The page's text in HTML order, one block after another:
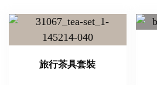
旅行茶具套裝